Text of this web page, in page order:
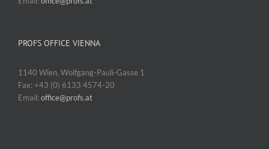
PROFS OFFICE VIENNA
1140 Wien, Wolfgang-Pauli-Gasse 1
Fax: +43 (0) 6133 4574-20
Email:office@profs.at